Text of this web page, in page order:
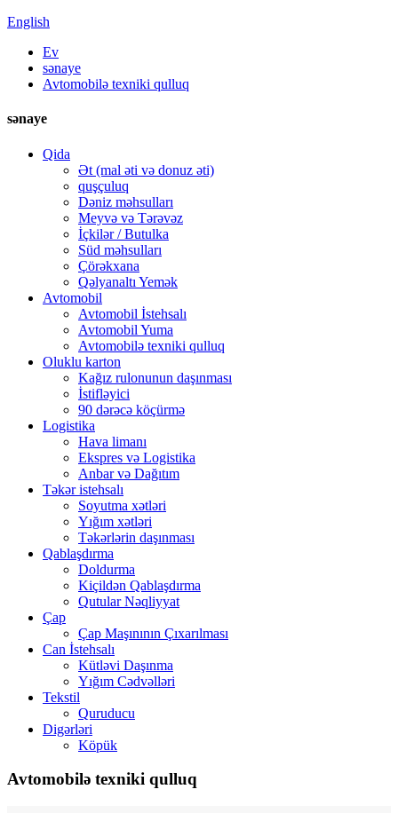
English
Ev
sənaye
Avtomobilə texniki qulluq
sənaye
Qida
Ət (mal əti və donuz əti)
quşçuluq
Dəniz məhsulları
Meyvə və Tərəvəz
İçkilər / Butulka
Süd məhsulları
Çörəkxana
Qəlyanaltı Yemək
Avtomobil
Avtomobil İstehsalı
Avtomobil Yuma
Avtomobilə texniki qulluq
Oluklu karton
Kağız rulonunun daşınması
İstifləyici
90 dərəcə köçürmə
Logistika
Hava limanı
Ekspres və Logistika
Anbar və Dağıtım
Təkər istehsalı
Soyutma xətləri
Yığım xətləri
Təkərlərin daşınması
Qablaşdırma
Doldurma
Kiçildən Qablaşdırma
Qutular Nəqliyyat
Çap
Çap Maşınının Çıxarılması
Can İstehsalı
Kütləvi Daşınma
Yığım Cədvəlləri
Tekstil
Quruducu
Digərləri
Köpük
Avtomobilə texniki qulluq